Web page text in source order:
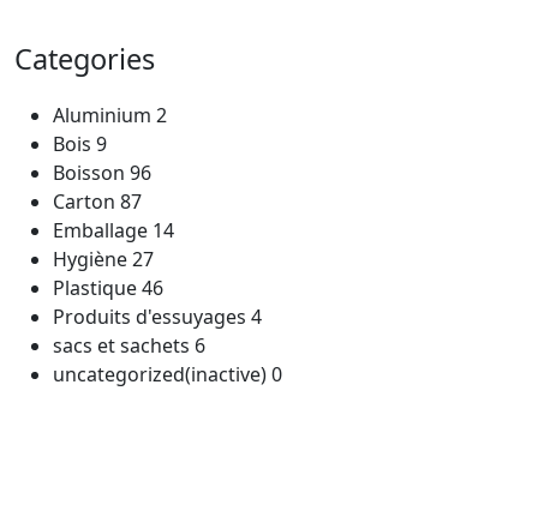
Categories
Aluminium 2
Bois 9
Boisson 96
Carton 87
Emballage 14
Hygiène27
Plastique46
Produits d'essuyages 4
sacs et sachets 6
uncategorized(inactive)0